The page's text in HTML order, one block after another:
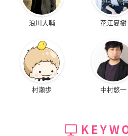
浪川大輔 花江夏樹
村瀬歩 中村悠一